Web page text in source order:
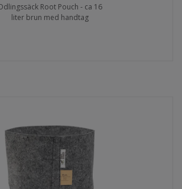
Root Pouch - ca 16
liter brun med handtag